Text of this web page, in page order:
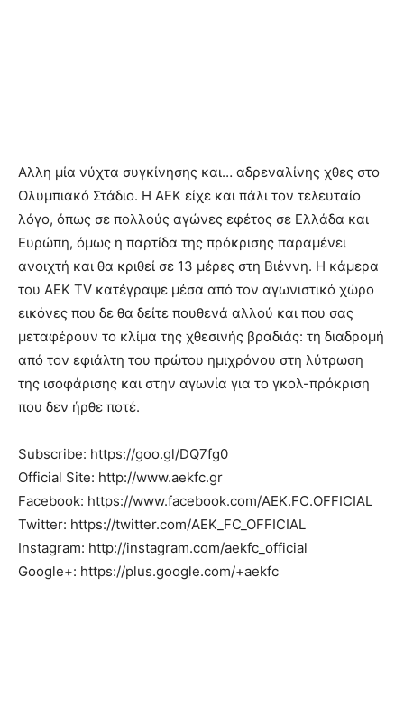
Αλλη μία νύχτα συγκίνησης και… αδρεναλίνης χθες στο
Ολυμπιακό Στάδιο. Η ΑΕΚ είχε και πάλι τον τελευταίο
λόγο, όπως σε πολλούς αγώνες εφέτος σε Ελλάδα και
Ευρώπη, όμως η παρτίδα της πρόκρισης παραμένει
ανοιχτή και θα κριθεί σε 13 μέρες στη Βιέννη. Η κάμερα
του AEK TV κατέγραψε μέσα από τον αγωνιστικό χώρο
εικόνες που δε θα δείτε πουθενά αλλού και που σας
μεταφέρουν το κλίμα της χθεσινής βραδιάς: τη διαδρομή
από τον εφιάλτη του πρώτου ημιχρόνου στη λύτρωση
της ισοφάρισης και στην αγωνία για το γκολ-πρόκριση
που δεν ήρθε ποτέ.
Subscribe: https://goo.gl/DQ7fg0
Official Site: http://www.aekfc.gr
Facebook: https://www.facebook.com/AEK.FC.OFFICIAL
Twitter: https://twitter.com/AEK_FC_OFFICIAL
Instagram: http://instagram.com/aekfc_official
Google+: https://plus.google.com/+aekfc